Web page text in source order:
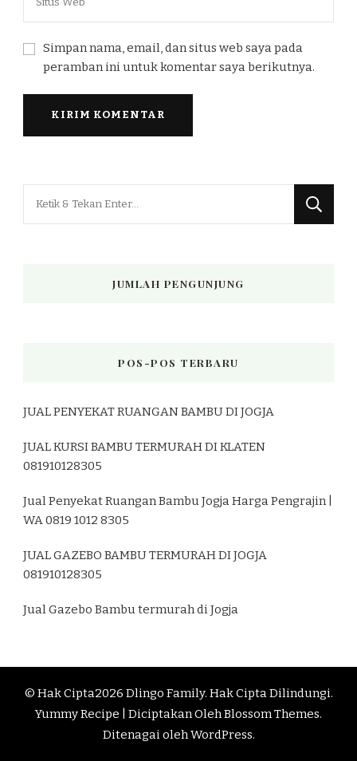
Simpan nama, email, dan situs web saya pada
peramban ini untuk komentar saya berikutnya.
Mencari
JUMLAH PENGUNJUNG
POS-POS TERBARU
JUAL PENYEKAT RUANGAN BAMBU DI JOGJA
JUAL KURSI BAMBU TERMURAH DI KLATEN
081910128305
Jual Penyekat Ruangan Bambu Jogja Harga Pengrajin |
WA 0819 1012 8305
JUAL GAZEBO BAMBU TERMURAH DI JOGJA
081910128305
Jual Gazebo Bambu termurah di Jogja
© Hak Cipta2026 Dlingo Family. Hak Cipta Dilindungi.
Yummy Recipe | Diciptakan OlehBlossom Themes.
Ditenagai olehWordPress.